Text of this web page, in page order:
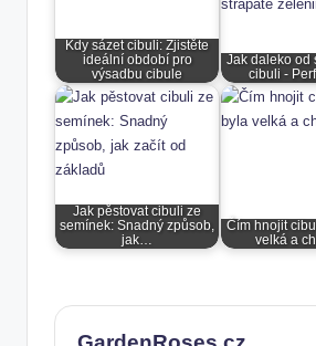
Kdy sázet cibuli: Zjistěte
ideální období pro
výsadbu cibule
Jak daleko od
cibuli -
Jak pěstovat cibuli ze
semínek: Snadný způsob,
jak…
Čím hnojit
velká a